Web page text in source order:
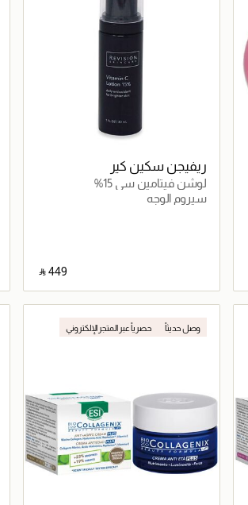
ريفيجن سكين كير
لوشن فيتامين سي 15%
سيروم الوجه
‎ ⃁ ⁦449⁩ ‎
جاري تحميل التفاصيل
وصل حديثاً حصرياً عبر المتجر الإلكتروني